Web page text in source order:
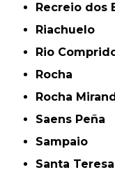
Recreio
Riachuelo
Rio
Rocha
Rocha
Saens Peña
Sampaio
Santa Teresa